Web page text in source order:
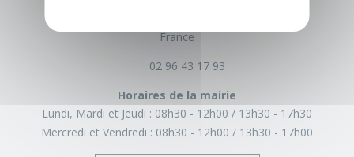
France
02 96 43 17 93
Horaires de la mairie
Lundi, Mardi et Jeudi : 08h30 - 12h00
13h30 - 17h30
Mercredi et Vendredi : 08h30 - 12h00 13h30 - 17h00